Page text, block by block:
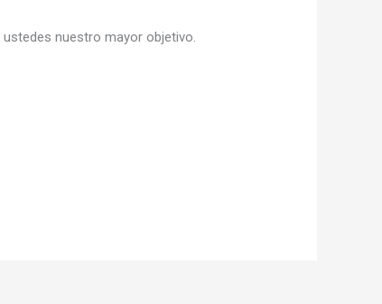
ustedes nuestro mayor objetivo.